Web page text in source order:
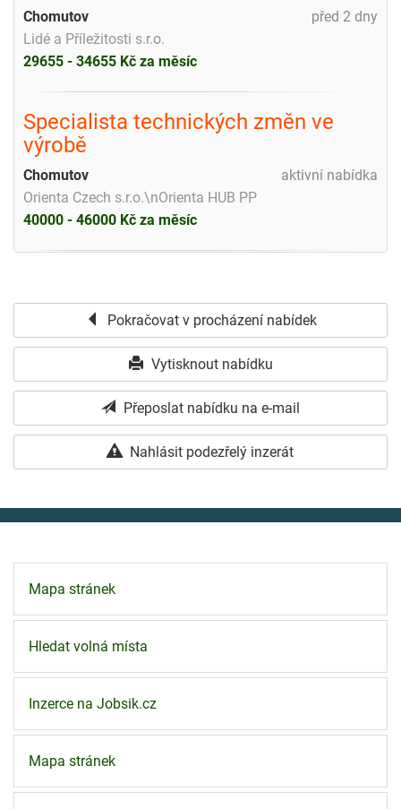
před 2 dny
Chomutov
Lidé a Příležitosti s.r.o.
29655 - 34655 Kč za měsíc
Specialista technických změn ve
výrobě
aktivní nabídka
Chomutov
Orienta Czech s.r.o.\nOrienta HUB PP
40000 - 46000 Kč za měsíc
Pokračovat v procházení nabídek
Vytisknout nabídku
Přeposlat nabídku na e-mail
Nahlásit podezřelý inzerát
Mapa stránek
Hledat volná místa
Inzerce na Jobsik.cz
Mapa stránek